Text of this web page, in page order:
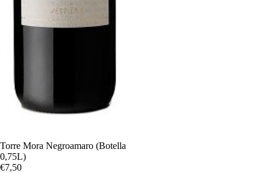
Torre Mora Negroamaro (Botella
0,75L)
€7,50